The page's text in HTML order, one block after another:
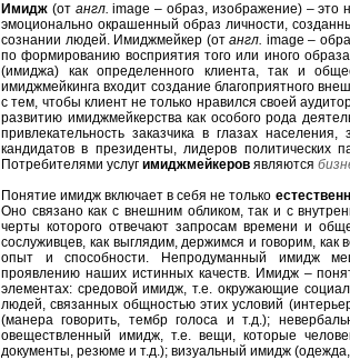
Имидж (от англ.image – образ, изображение) – это
эмоционально окрашенный образ личности,
сознании людей. Имиджмейкер (отангл. image –
по формированию восприятия того или иного
(имиджа) как определенного клиента, так и
имиджмейкинга входит создание благоприятного
с тем, чтобы клиент не только нравился своей
развитию имиджмейкерства как особого рода
привлекательность заказчика в глазах
кандидатов в президенты, лидеров политических
Потребителями услуг имиджмейкеров являются
Понятие имидж включает в себя не только
Оно связано как с внешним обликом, так и с
черты которого отвечают запросам времени и
сослуживцев, как выглядим, держимся и говорим,
опыт и способности. Непродуманный имидж
проявлению наших истинных качеств. Имидж –
элементах: средовой имидж, т.е. окружающие
людей, связанных общностью этих условий
(манера говорить, тембр голоса и т.д.);
овеществленный имидж, т.е. вещи, которые
документы, резюме и т.д.); визуальный имидж